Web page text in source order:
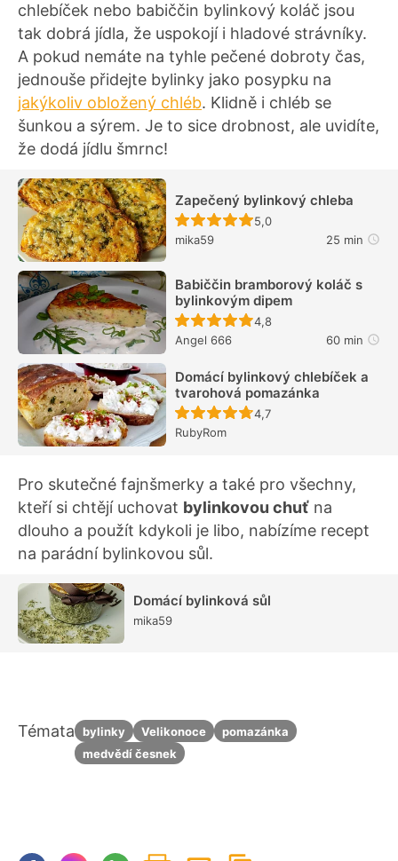
chlebíček nebo babiččin bylinkový koláč jsou
tak dobrá jídla, že uspokojí i hladové strávníky.
A pokud nemáte na tyhle pečené dobroty čas,
jednouše přidejte bylinky jako posypku na
jakýkoliv obložený chléb. Klidně i chléb se
šunkou a sýrem. Je to sice drobnost, ale uvidíte,
že dodá jídlu šmrnc!
Zapečený bylinkový chleba
Recept ještě nebyl
5,0
mika59
25 min
Babiččin bramborový koláč s
bylinkovým dipem
Recept ještě nebyl
4,8
Angel 666
60 min
Domácí bylinkový chlebíček a
tvarohová pomazánka
Recept ještě nebyl
4,7
RubyRom
Pro skutečné fajnšmerky a také pro všechny,
kteří si chtějí uchovat bylinkovou chuť na
dlouho a použít kdykoli je libo, nabízíme recept
na parádní bylinkovou sůl.
Domácí bylinková sůl
mika59
Témata bylinky Velikonoce
pomazánka
medvědí česnek